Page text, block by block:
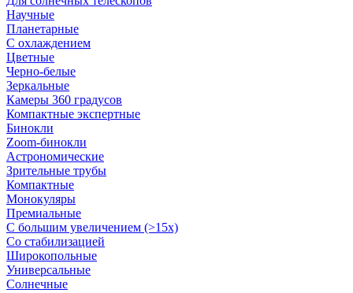
Научные
Планетарные
С охлаждением
Цветные
Черно-белые
Зеркальные
Камеры 360 градусов
Компактные экспертные
Бинокли
Zoom-бинокли
Астрономические
Зрительные трубы
Компактные
Монокуляры
Премиальные
С большим увеличением (>15x)
Со стабилизацией
Широкопольные
Универсальные
Солнечные